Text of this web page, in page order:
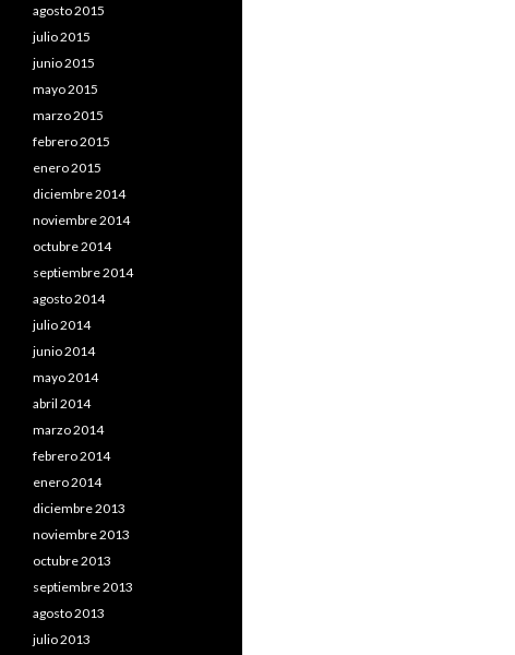
agosto 2015
julio 2015
junio 2015
mayo 2015
marzo 2015
febrero 2015
enero 2015
diciembre 2014
noviembre 2014
octubre 2014
septiembre 2014
agosto 2014
julio 2014
junio 2014
mayo 2014
abril 2014
marzo 2014
febrero 2014
enero 2014
diciembre 2013
noviembre 2013
octubre 2013
septiembre 2013
agosto 2013
julio 2013